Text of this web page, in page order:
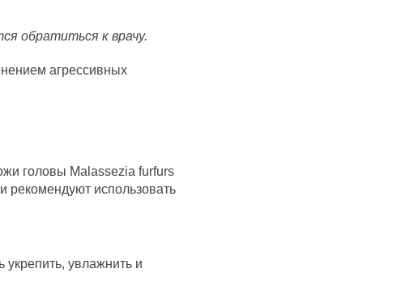
обратиться к врачу.
агрессивных
головы Malassezia furfurs
рекомендуют использовать
укрепить, увлажнить и